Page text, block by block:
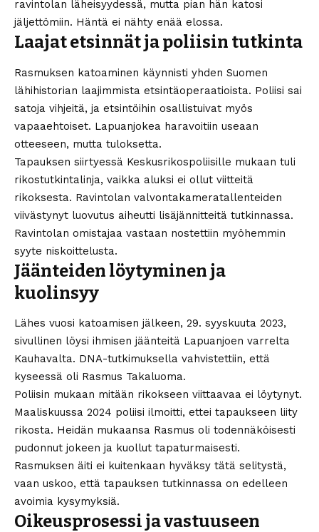
ravintolan läheisyydessä, mutta pian hän katosi
jäljettömiin. Häntä ei nähty enää elossa.
Laajat etsinnät ja poliisin tutkinta
Rasmuksen katoaminen käynnisti yhden Suomen
lähihistorian laajimmista etsintäoperaatioista. Poliisi sai
satoja vihjeitä, ja etsintöihin osallistuivat myös
vapaaehtoiset. Lapuanjokea haravoitiin useaan
otteeseen, mutta tuloksetta.
Tapauksen siirtyessä Keskusrikospoliisille mukaan tuli
rikostutkintalinja, vaikka aluksi ei ollut viitteitä
rikoksesta. Ravintolan valvontakameratallenteiden
viivästynyt luovutus aiheutti lisäjännitteitä tutkinnassa.
Ravintolan omistajaa vastaan nostettiin myöhemmin
syyte niskoittelusta.
Jäänteiden löytyminen ja
kuolinsyy
Lähes vuosi katoamisen jälkeen, 29. syyskuuta 2023,
sivullinen löysi ihmisen jäänteitä Lapuanjoen varrelta
Kauhavalta. DNA-tutkimuksella vahvistettiin, että
kyseessä oli Rasmus Takaluoma.
Poliisin mukaan mitään rikokseen viittaavaa ei löytynyt.
Maaliskuussa 2024 poliisi ilmoitti, ettei tapaukseen liity
rikosta. Heidän mukaansa Rasmus oli todennäköisesti
pudonnut jokeen ja kuollut tapaturmaisesti.
Rasmuksen äiti ei kuitenkaan hyväksy tätä selitystä,
vaan uskoo, että tapauksen tutkinnassa on edelleen
avoimia kysymyksiä.
Oikeusprosessi ja vastuuseen